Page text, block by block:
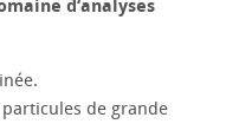
d‘analyses
particules de grande